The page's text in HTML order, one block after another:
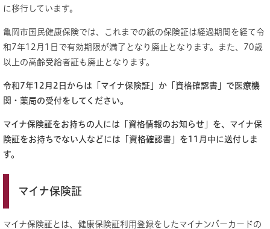
に移行しています。
亀岡市国民健康保険では、これまでの紙の保険証は経過期間を経て令
和7年12月1日で有効期限が満了となり廃止となります。また、70歳
以上の高齢受給者証も廃止となります。
令和7年12月2日からは「マイナ保険証」か「資格確認書」で医療機
関・薬局の受付をしてください。
マイナ保険証をお持ちの人には「資格情報のお知らせ」を、マイナ保
険証をお持ちでない人などには「資格確認書」を11月中に送付しま
す。
マイナ保険証
マイナ保険証とは、健康保険証利用登録をしたマイナンバーカードの